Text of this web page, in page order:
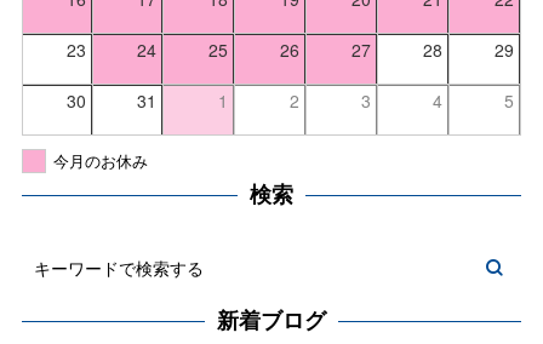
23 24 25 26 27 28 29
30 31 1 2 3 4 5
今月のお休み
検索
新着ブログ